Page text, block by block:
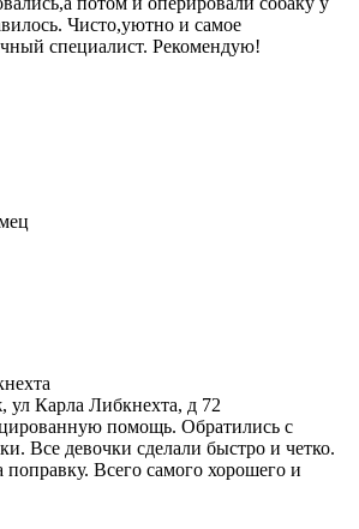
Чисто,уютно и самое
специалист. Рекомендую!
ул Карла Либкнехта, д 72
помощь. Обратились с
Все девочки сделали быстро и четко.
Всего самого хорошего и